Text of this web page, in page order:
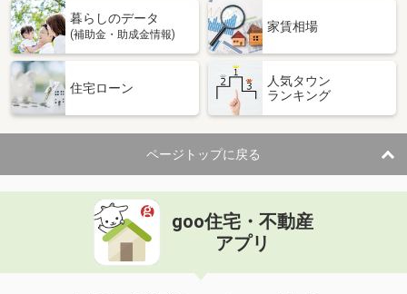
暮らしのデータ
(補助金・助成金情報)
家賃相場
住宅ローン
人気タウン
ランキング
ページトップに戻る
goo住宅・不動産
アプリ